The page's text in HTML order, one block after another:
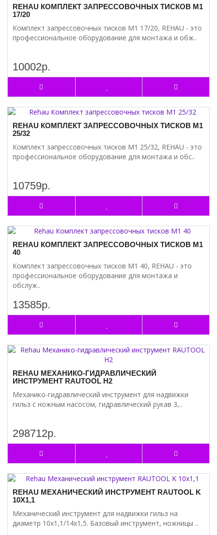
REHAU КОМПЛЕКТ ЗАПРЕССОВОЧНЫХ ТИСКОВ М1
17/20
Комплект запрессовочных тисков М1 17/20, REHAU - это
профессиональное оборудование для монтажа и обж..
10002р.
REHAU КОМПЛЕКТ ЗАПРЕССОВОЧНЫХ ТИСКОВ М1
25/32
Комплект запрессовочных тисков М1 25/32, REHAU - это
профессиональное оборудование для монтажа и обс..
10759р.
REHAU КОМПЛЕКТ ЗАПРЕССОВОЧНЫХ ТИСКОВ М1
40
Комплект запрессовочных тисков М1 40, REHAU - это
профессиональное оборудование для монтажа и
обслуж..
13585р.
REHAU МЕХАНИКО-ГИДРАВЛИЧЕСКИЙ
ИНСТРУМЕНТ RAUTOOL H2
Механико-гидравлический инструмент для надвижки
гильз с ножным насосом, гидравлический рукав 3,..
298712р.
REHAU МЕХАНИЧЕСКИЙ ИНСТРУМЕНТ RAUTOOL K
10Х1,1
Механический инструмент для надвижки гильз на
диаметр 10х1,1/14х1,5. Базовый инструмент, ножницы ..